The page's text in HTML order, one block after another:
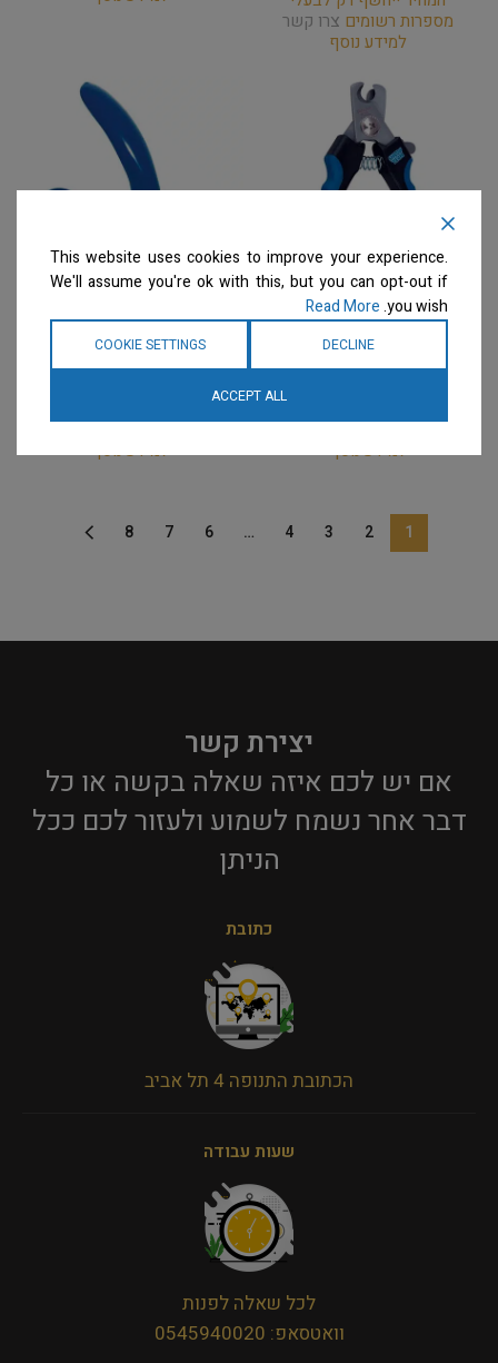
מספרות רשומים צרו קשר
למידע נוסף
Show Tech – קוצץ
ציפורניים גדול
מספרות רשומיםצרו קשר
למידע נוסף
Show Tech – קוצץ
ציפורניים גליוטינה
מספרות רשומיםצרו קשר
למידע נוסף
1
2
3
4
…
6
7
8
יצירת קשר
אם יש לכם איזה שאלה בקשה או כל
דבר אחר נשמח לשמוע ולעזור לכם ככל
הניתן​
כתובת
הכתובת התנופה 4 תל אביב
שעות עבודה
לכל שאלה לפנות
וואטסאפ: 0545940020
This website uses cookies to improve your experience.
We'll assume you're ok with this, but you can opt-out if
you wish.
Read More
DECLINE
COOKIE SETTINGS
ACCEPT ALL